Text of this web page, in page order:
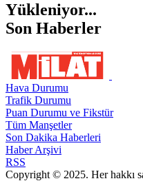
Yükleniyor...
Son Haberler
Hava Durumu
Trafik Durumu
Puan Durumu ve Fikstür
Tüm Manşetler
Son Dakika Haberleri
Haber Arşivi
RSS
Copyright © 2025. Her hakkı